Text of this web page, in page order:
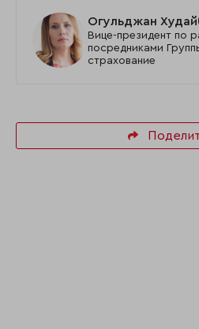
Огульджан
Вице-президент по
посредниками
страхование